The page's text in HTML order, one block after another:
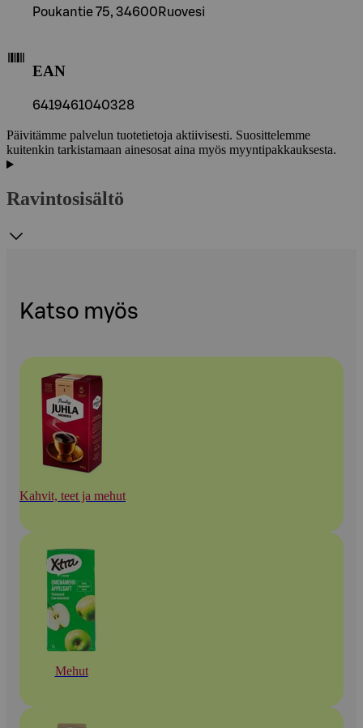
Poukantie 75, 34600Ruovesi
EAN
6419461040328
Päivitämme palvelun tuotetietoja aktiivisesti. Suosittelemme
kuitenkin tarkistamaan ainesosat aina myös myyntipakkauksesta.
Ravintosisältö
Katso myös
Kahvit, teet ja mehut
Mehut